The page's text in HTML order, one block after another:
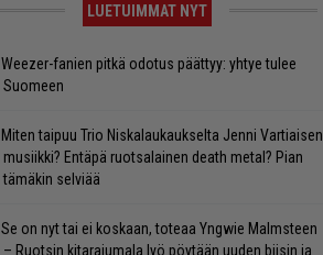
LUETUIMMAT NYT
Weezer-fanien pitkä odotus päättyy: yhtye tulee
Suomeen
Miten taipuu Trio Niskalaukaukselta Jenni Vartiaisen
musiikki? Entäpä ruotsalainen death metal? Pian
tämäkin selviää
Se on nyt tai ei koskaan, toteaa Yngwie Malmsteen
– Ruotsin kitarajumala lyö pöytään uuden biisin ja